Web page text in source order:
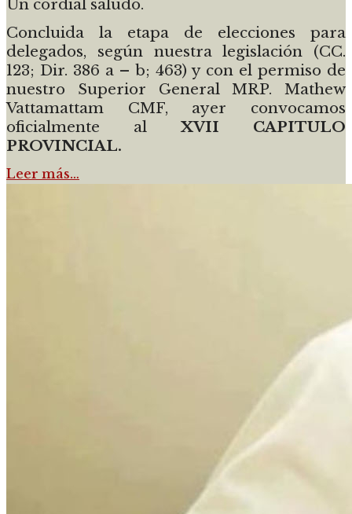
Un cordial saludo.
Concluida la etapa de elecciones para
delegados, según nuestra legislación (CC.
123; Dir. 386 a – b; 463) y con el permiso de
nuestro Superior General MRP. Mathew
Vattamattam CMF, ayer convocamos
oficialmente al XVII CAPITULO
PROVINCIAL.
Leer más…